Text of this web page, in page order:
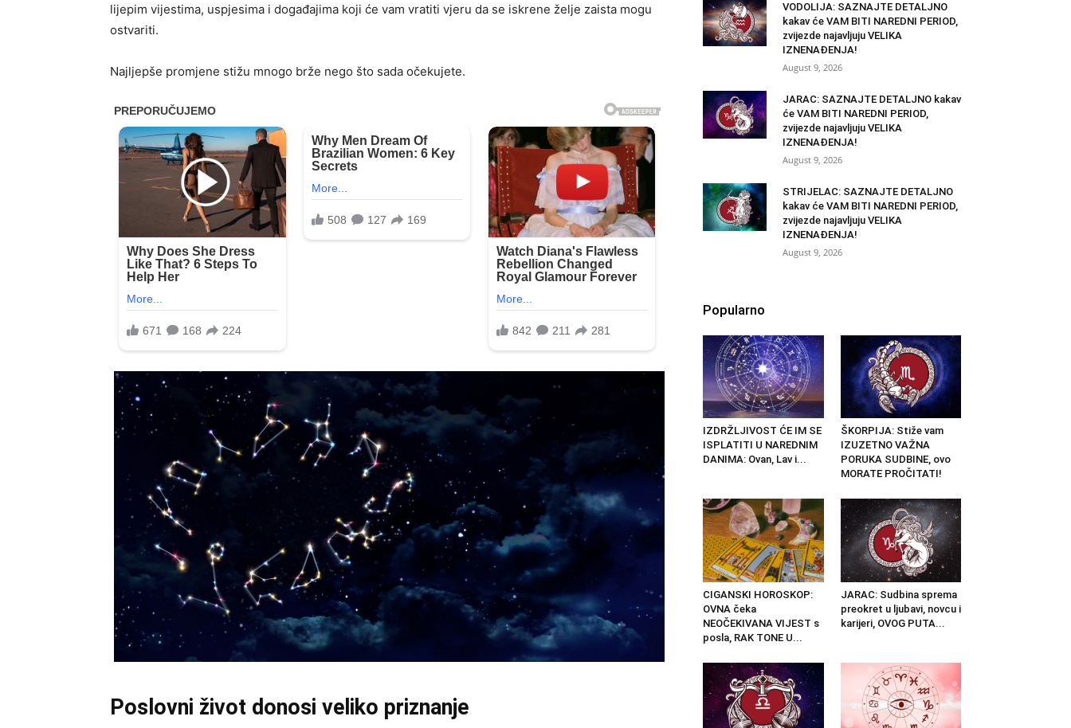
lijepim vijestima, uspjesima i događajima koji će vam vratiti vjeru da se iskrene želje zaista mogu
ostvariti.
Najljepše promjene stižu mnogo brže nego što sada očekujete.
Poslovni život donosi veliko priznanje
VODOLIJA: SAZNAJTE DETALJNO
kakav će VAM BITI NAREDNI PERIOD,
zvijezde najavljuju VELIKA
IZNENAĐENJA!
August 9, 2026
JARAC: SAZNAJTE DETALJNO kakav
će VAM BITI NAREDNI PERIOD,
zvijezde najavljuju VELIKA
IZNENAĐENJA!
August 9, 2026
STRIJELAC: SAZNAJTE DETALJNO
kakav će VAM BITI NAREDNI PERIOD,
zvijezde najavljuju VELIKA
IZNENAĐENJA!
August 9, 2026
Popularno
IZDRŽLJIVOST ĆE IM SE
ISPLATITI U NAREDNIM
DANIMA: Ovan, Lav i...
ŠKORPIJA: Stiže vam
IZUZETNO VAŽNA
PORUKA SUDBINE, ovo
MORATE PROČITATI!
CIGANSKI HOROSKOP:
OVNA čeka
NEOČEKIVANA VIJEST s
posla, RAK TONE U...
JARAC: Sudbina sprema
preokret u ljubavi, novcu i
karijeri, OVOG PUTA...